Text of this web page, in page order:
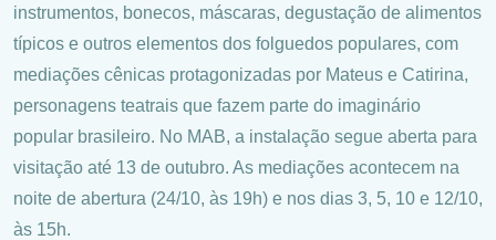
instrumentos, bonecos, máscaras, degustação de alimentos
típicos e outros elementos dos folguedos populares, com
mediações cênicas protagonizadas por Mateus e Catirina,
personagens teatrais que fazem parte do imaginário
popular brasileiro. No MAB, a instalação segue aberta para
visitação até 13 de outubro. As mediações acontecem na
noite de abertura (24/10, às 19h) e nos dias 3, 5, 10 e 12/10,
às 15h.